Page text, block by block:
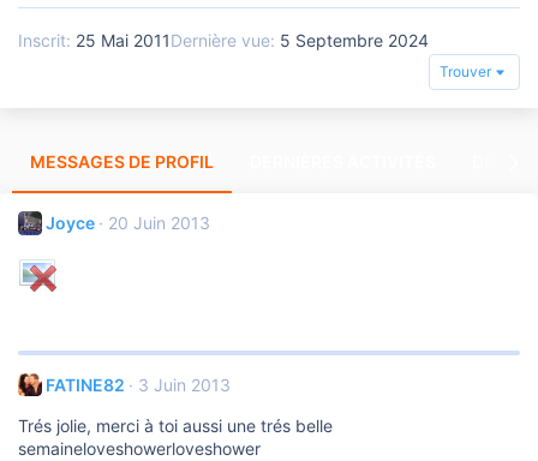
Inscrit 25 Mai 2011Dernière vue 5 Septembre 2024
Trouver
MESSAGES DE PROFIL
Joyce 20 Juin 2013
FATINE82 3 Juin 2013
Trés jolie, merci à toi aussi une trés belle
semaineloveshowerloveshower